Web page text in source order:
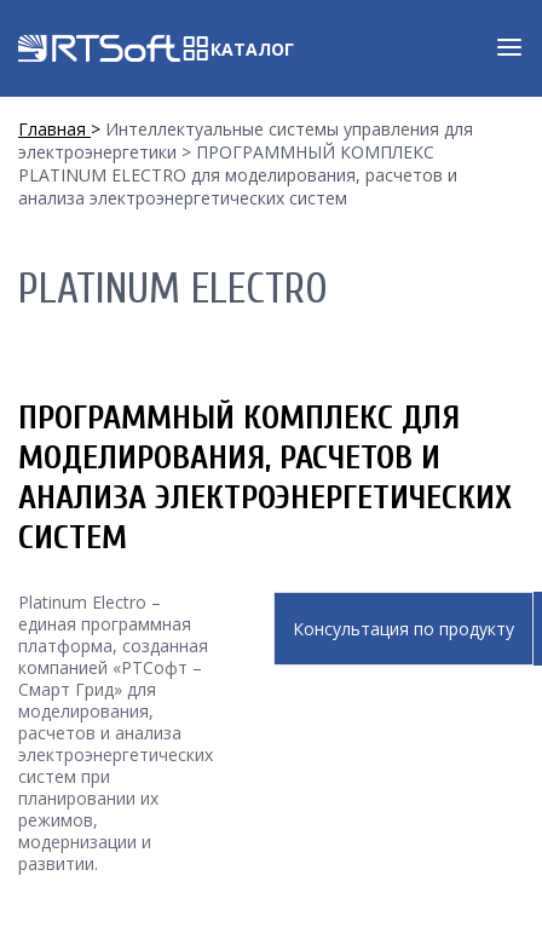
КАТАЛОГ
Главная
Интеллектуальные системы управления для
электроэнергетики
ПРОГРАММНЫЙ КОМПЛЕКС
PLATINUM ELECTRO для моделирования, расчетов и
анализа электроэнергетических систем
PLATINUM ELECTRO
ПРОГРАММНЫЙ КОМПЛЕКС ДЛЯ
МОДЕЛИРОВАНИЯ, РАСЧЕТОВ И
АНАЛИЗА ЭЛЕКТРОЭНЕРГЕТИЧЕСКИХ
СИСТЕМ
Platinum Electro –
единая программная
платформа, созданная
компанией «РТСофт –
Смарт Грид» для
моделирования,
расчетов и анализа
электроэнергетических
систем при
планировании их
режимов,
модернизации и
развитии.
Консультация по продукту